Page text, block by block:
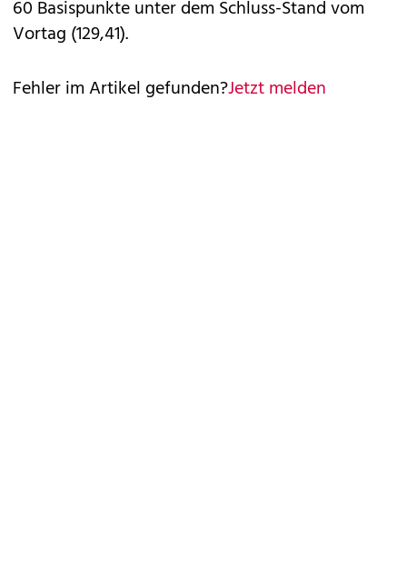
60 Basispunkte unter dem Schluss-Stand vom
Vortag (129,41).
Fehler im Artikel gefunden?Jetzt melden